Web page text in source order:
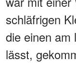
schläfrigen
die einen am
lässt,